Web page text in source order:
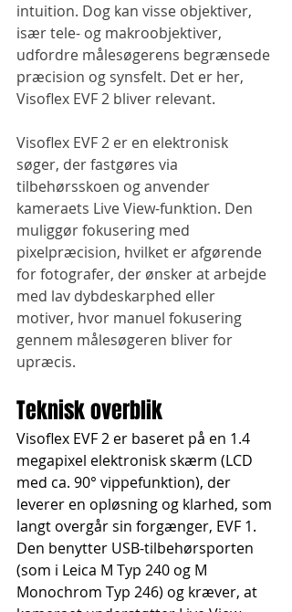
intuition. Dog kan visse objektiver,
især tele- og makroobjektiver,
udfordre målesøgerens begrænsede
præcision og synsfelt. Det er her,
Visoflex EVF 2 bliver relevant.
Visoflex EVF 2 er en elektronisk
søger, der fastgøres via
tilbehørsskoen og anvender
kameraets Live View-funktion. Den
muliggør fokusering med
pixelpræcision, hvilket er afgørende
for fotografer, der ønsker at arbejde
med lav dybdeskarphed eller
motiver, hvor manuel fokusering
gennem målesøgeren bliver for
upræcis.
Teknisk overblik
Visoflex EVF 2 er baseret på en 1.4
megapixel elektronisk skærm (LCD
med ca. 90° vippefunktion), der
leverer en opløsning og klarhed, som
langt overgår sin forgænger, EVF 1.
Den benytter USB-tilbehørsporten
(som i Leica M Typ 240 og M
Monochrom Typ 246) og kræver, at